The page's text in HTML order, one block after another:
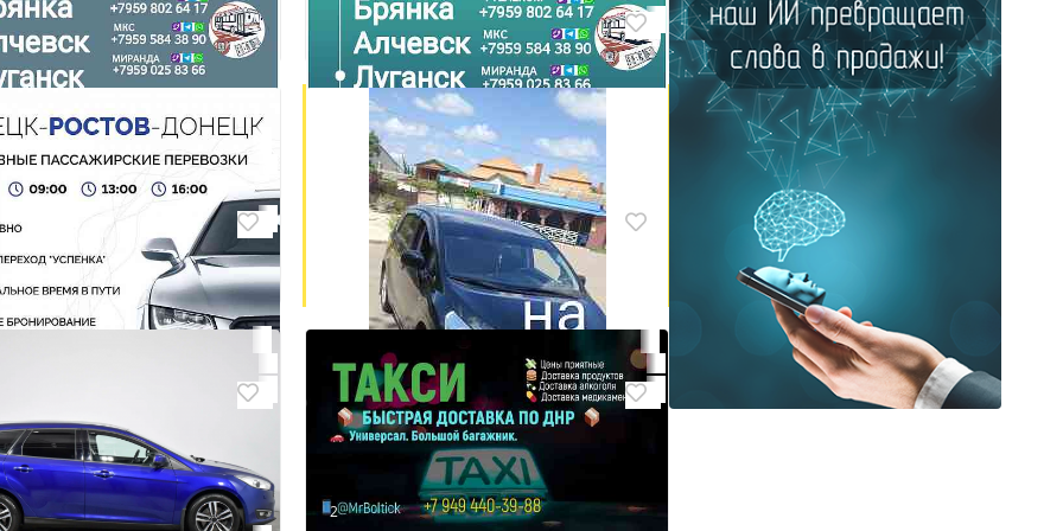
₽ 2 500
лнр -
лнр.
Пассажироперевозки лнр -
пятигорск - лнр.
Луганск
лнр -
- лнр.
Пассажироперевозки лнр -
невинномысск - лнр.
Луганск
₽ 7
Ростов перевозки, Атлас
Ежедневно: 6:00, 09:00, 13:00
2